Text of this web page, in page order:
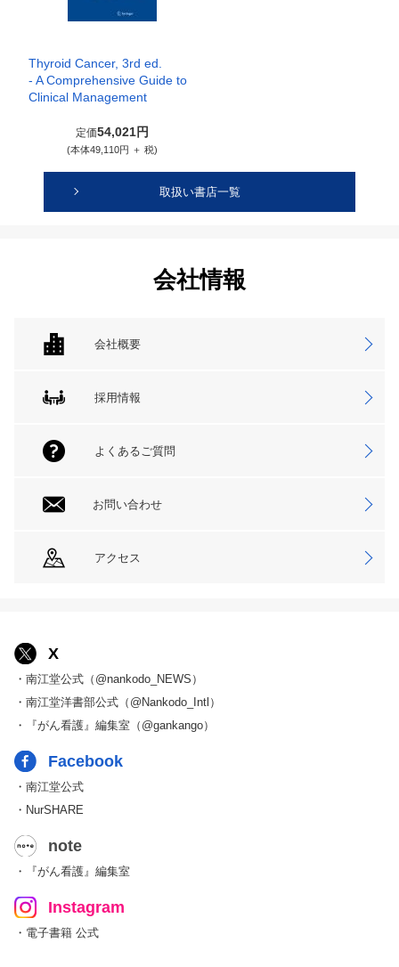
Thyroid Cancer, 3rd ed.
- A Comprehensive Guide to
Clinical Management
定価54,021円
(本体49,110円 ＋ 税)
取扱い書店一覧
会社情報
会社概要
採用情報
よくあるご質問
お問い合わせ
アクセス
X
・南江堂公式（@nankodo_NEWS）
・南江堂洋書部公式（@Nankodo_Intl）
・『がん看護』編集室（@gankango）
Facebook
・南江堂公式
・NurSHARE
note
・『がん看護』編集室
Instagram
・電子書籍 公式